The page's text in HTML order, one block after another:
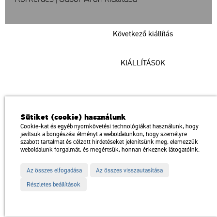
Következő kiállítás
KIÁLLÍTÁSOK
a Magyar Művészeti Akadémia intézménye
1146 Budapest, Dózsa György út 37.
Megközelíthető: Millenniumi Földalatti Vasút – Hősök tere megálló
Trolibusz: 75, 79 / Autóbusz: 20, 30, 105
Impresszum Sitemap Adatvédelem
térkép
Sütiket (cookie) használunk
Cookie-kat és egyéb nyomkövetési technológiákat használunk, hogy
javítsuk a böngészési élményt a weboldalunkon, hogy személyre
szabott tartalmat és célzott hirdetéseket jelenítsünk meg, elemezzük
weboldalunk forgalmát, és megértsük, honnan érkeznek látogatóink.
Az összes elfogadása
Az összes visszautasítása
Részletes beállítások